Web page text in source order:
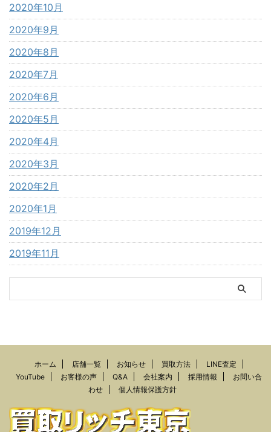
2020年10月
2020年9月
2020年8月
2020年7月
2020年6月
2020年5月
2020年4月
2020年3月
2020年2月
2020年1月
2019年12月
2019年11月
ホーム 店舗一覧 お知らせ 買取方法
LINE査定
YouTube
お客様の声 Q&A 会社案内 採用情報
お問い合
わせ
個人情報保護方針